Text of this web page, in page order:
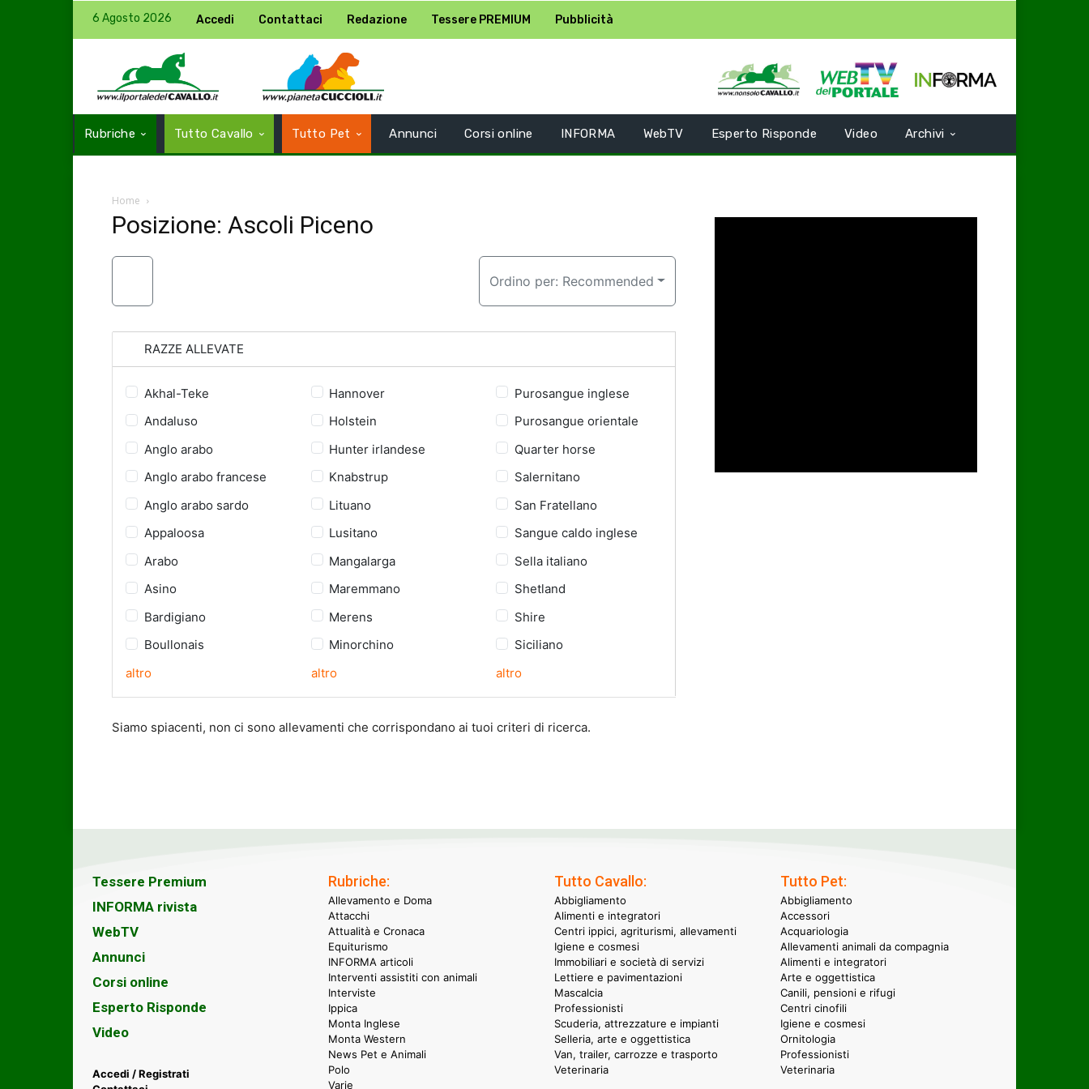
6 Agosto 2026 Accedi Contattaci Redazione Tessere PREMIUM Pubblicità
Rubriche Tutto Cavallo Tutto Pet Annunci Corsi online INFORMA WebTV Esperto Risponde Video Archivi
Home
Posizione: Ascoli Piceno
Ordino per: Recommended
RAZZE ALLEVATE
Akhal-Teke
Andaluso
Anglo arabo
Anglo arabo francese
Anglo arabo sardo
Appaloosa
Arabo
Asino
Bardigiano
Boullonais
altro
Hannover
Holstein
Hunter irlandese
Knabstrup
Lituano
Lusitano
Mangalarga
Maremmano
Merens
Minorchino
altro
Purosangue inglese
Purosangue orientale
Quarter horse
Salernitano
San Fratellano
Sangue caldo inglese
Sella italiano
Shetland
Shire
Siciliano
altro
Siamo spiacenti, non ci sono allevamenti che corrispondano ai tuoi criteri di ricerca.
Tessere Premium
INFORMA rivista
WebTV
Annunci
Corsi online
Esperto Risponde
Video
Accedi / Registrati
Rubriche:
Allevamento e Doma
Attacchi
Attualità e Cronaca
Equiturismo
INFORMA articoli
Interventi assistiti con animali
Interviste
Ippica
Monta Inglese
Monta Western
News Pet e Animali
Polo
Varie
Tutto Cavallo:
Abbigliamento
Alimenti e integratori
Centri ippici, agriturismi, allevamenti
Igiene e cosmesi
Immobiliari e società di servizi
Lettiere e pavimentazioni
Mascalcia
Professionisti
Scuderia, attrezzature e impianti
Selleria, arte e oggettistica
Van, trailer, carrozze e trasporto
Veterinaria
Tutto Pet:
Abbigliamento
Accessori
Acquariologia
Allevamenti animali da compagnia
Alimenti e integratori
Arte e oggettistica
Canili, pensioni e rifugi
Centri cinofili
Igiene e cosmesi
Ornitologia
Professionisti
Veterinaria